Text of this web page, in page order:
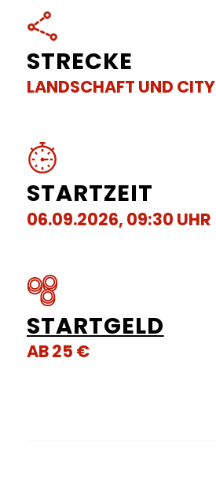
STRECKE
LANDSCHAFT UND CITY
STARTZEIT
06.09.2026, 09:30 UHR
STARTGELD
AB 25 €